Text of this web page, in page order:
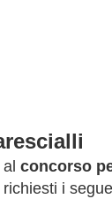
concorso
richiesti i